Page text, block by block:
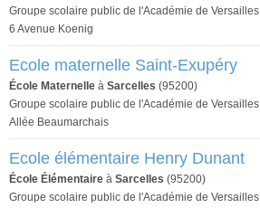
Groupe scolaire public de l'Académie de Versailles
6 Avenue Koenig
Ecole maternelle Saint-Exupéry
École Maternelle à Sarcelles (95200)
Groupe scolaire public de l'Académie de Versailles
Allée Beaumarchais
Ecole élémentaire Henry Dunant
École Élémentaire à Sarcelles (95200)
Groupe scolaire public de l'Académie de Versailles